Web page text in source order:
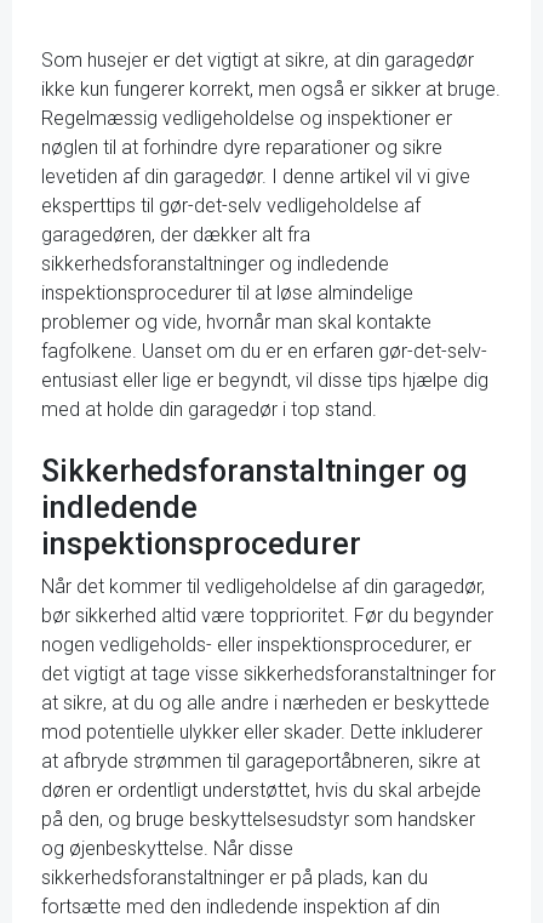
Som husejer er det vigtigt at sikre, at din garagedør
ikke kun fungerer korrekt, men også er sikker at bruge.
Regelmæssig vedligeholdelse og inspektioner er
nøglen til at forhindre dyre reparationer og sikre
levetiden af din garagedør. I denne artikel vil vi give
eksperttips til gør-det-selv vedligeholdelse af
garagedøren, der dækker alt fra
sikkerhedsforanstaltninger og indledende
inspektionsprocedurer til at løse almindelige
problemer og vide, hvornår man skal kontakte
fagfolkene. Uanset om du er en erfaren gør-det-selv-
entusiast eller lige er begyndt, vil disse tips hjælpe dig
med at holde din garagedør i top stand.
Sikkerhedsforanstaltninger og
indledende
inspektionsprocedurer
Når det kommer til vedligeholdelse af din garagedør,
bør sikkerhed altid være topprioritet. Før du begynder
nogen vedligeholds- eller inspektionsprocedurer, er
det vigtigt at tage visse sikkerhedsforanstaltninger for
at sikre, at du og alle andre i nærheden er beskyttede
mod potentielle ulykker eller skader. Dette inkluderer
at afbryde strømmen til garageportåbneren, sikre at
døren er ordentligt understøttet, hvis du skal arbejde
på den, og bruge beskyttelsesudstyr som handsker
og øjenbeskyttelse. Når disse
sikkerhedsforanstaltninger er på plads, kan du
fortsætte med den indledende inspektion af din